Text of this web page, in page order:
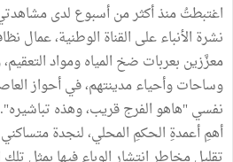
اغتبطتُ منذ أكثر من أسبوع لدى
نشرة الأنباء على القناة الوطنية، عمال
معزَّزين بعربات ضخ المياه ومواد
وساحات وأحياء مدينتهم، في أحواز
نفسي "هاهو الفرج قريب، وهذه
أهمِ أعمدةِ الحكمِ المحلي، لنجدة